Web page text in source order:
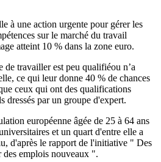
à une action urgente pour gérer les
sur le marché du travail
atteint 10 % dans la zone euro.
de travailler est peu qualifiéou n’a
ce qui leur donne 40 % de chances
ceux qui ont des qualifications
dressés par un groupe d'expert.
européenne âgée de 25 à 64 ans
et un quart d'entre elle a
d'après le rapport de l'initiative " Des
des emplois nouveaux ".